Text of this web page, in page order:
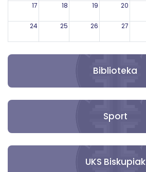
17 18 19 20
24 25 26 27
Biblioteka
Sport
UKS Biskupiak